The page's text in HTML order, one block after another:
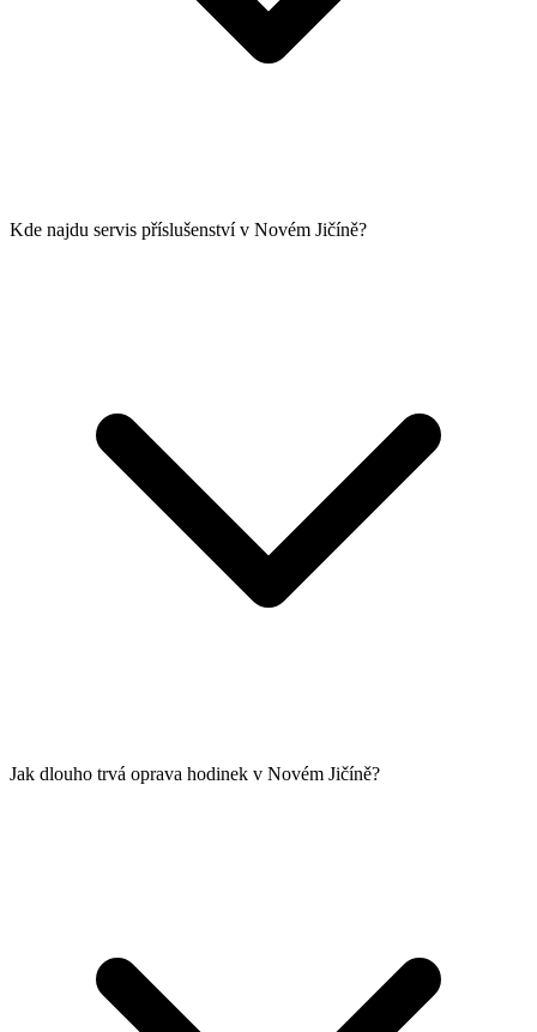
Kde najdu servis příslušenství v Novém Jičíně?
Jak dlouho trvá oprava hodinek v Novém Jičíně?